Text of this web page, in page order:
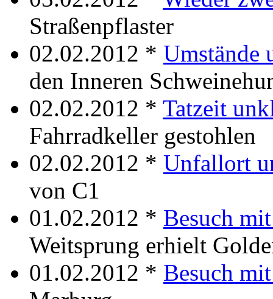
Straßenpflaster
02.02.2012 * Umstände
den Inneren
02.02.2012 * Tatzeit
Fahrradkeller gestohlen
02.02.2012 * Unfallort
von C1
01.02.2012 * Besuch
Weitsprung erhielt
01.02.2012 * Besuch